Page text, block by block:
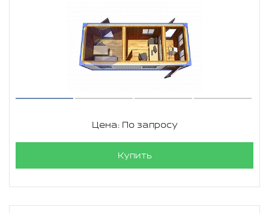
Цена: По запросу
Купить